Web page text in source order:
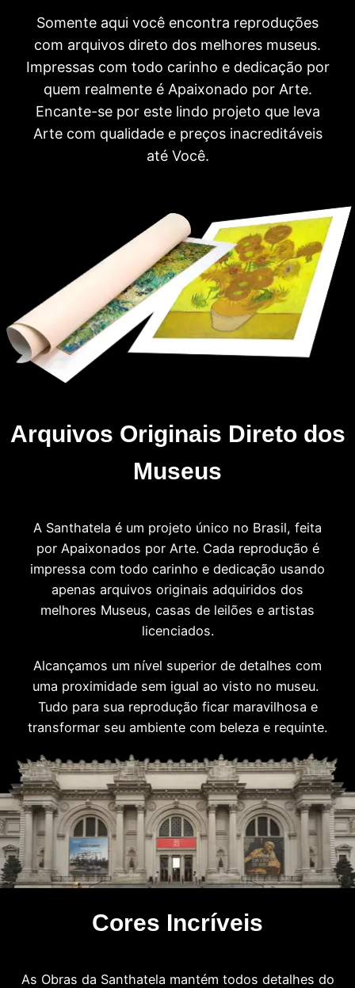
Somente aqui você encontra reproduções
com arquivos direto dos melhores museus.
Impressas com todo carinho e dedicação por
quem realmente é Apaixonado por Arte.
Encante-se por este lindo projeto que leva
Arte com qualidade e preços inacreditáveis
até Você.
Arquivos Originais Direto dos
Museus
A Santhatela é um projeto único no Brasil, feita
por Apaixonados por Arte. Cada reprodução é
impressa com todo carinho e dedicação usando
apenas arquivos originais adquiridos dos
melhores Museus, casas de leilões e artistas
licenciados.
Alcançamos um nível superior de detalhes com
uma proximidade sem igual ao visto no museu.
Tudo para sua reprodução ficar maravilhosa e
transformar seu ambiente com beleza e requinte.
Cores Incríveis
As Obras da Santhatela mantém todos detalhes do